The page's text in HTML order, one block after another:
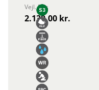
Vejl. Pris
2.139,00 kr.